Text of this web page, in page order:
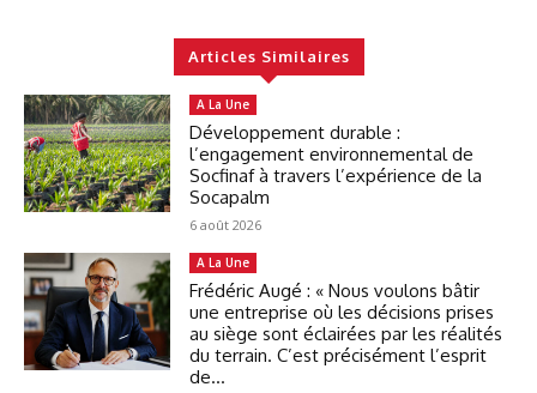
Articles Similaires
A La Une
Développement durable :
l’engagement environnemental de
Socfinaf à travers l’expérience de la
Socapalm
6 août 2026
A La Une
Frédéric Augé : « Nous voulons bâtir
une entreprise où les décisions prises
au siège sont éclairées par les réalités
du terrain. C’est précisément l’esprit
de...